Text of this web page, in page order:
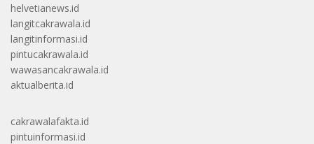
helvetianews.id
langitcakrawala.id
langitinformasi.id
pintucakrawala.id
wawasancakrawala.id
aktualberita.id
cakrawalafakta.id
pintuinformasi.id